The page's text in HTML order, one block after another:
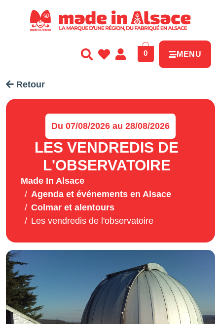
0 MENU
Retour
Du 07/08/2026 au 28/08/2026
LES VENDREDIS DE
L'OBSERVATOIRE
Made In Alsace
Agenda et événements en Alsace
Colmar et alentours
Les vendredis de l'observatoire